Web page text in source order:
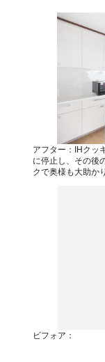
アフター：IHクッ
に停止し、その後
クで奥様も大助か
ビフォア：